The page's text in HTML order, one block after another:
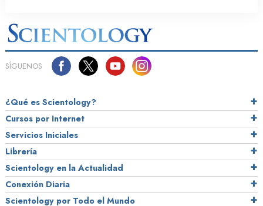
SÍGUENOS
¿Qué es Scientology?
Cursos por Internet
Servicios Iniciales
Librería
Scientology en la Actualidad
Conexión Diaria
Scientology por Todo el Mundo